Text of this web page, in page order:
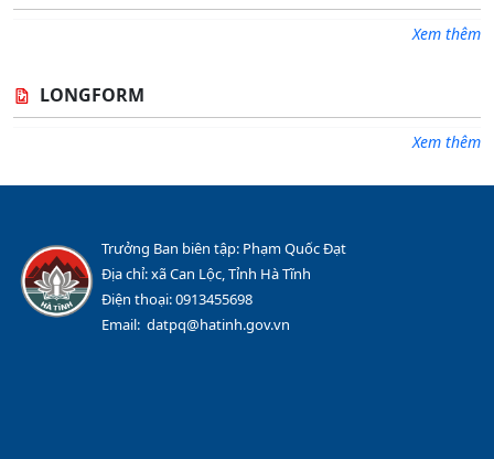
Xem thêm
LONGFORM
Xem thêm
Trưởng Ban biên tập: Phạm Quốc Đạt
Địa chỉ: xã Can Lộc, Tỉnh Hà Tĩnh
Điện thoại: 0913455698
Email: datpq@hatinh.gov.vn